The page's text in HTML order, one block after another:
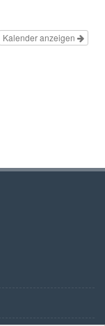
Kalender anzeigen